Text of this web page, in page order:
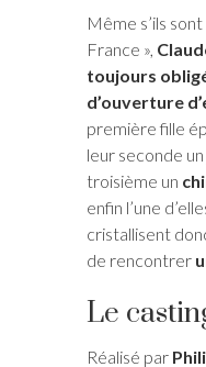
Même s’ils
France »,
toujours
d’ouverture
première fille
leur seconde un
troisième un
enfin l’une
cristallisent
de rencontrer
Le
Réalisé par